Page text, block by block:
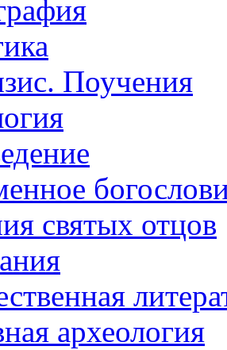
Поучения
святых отцов
археология